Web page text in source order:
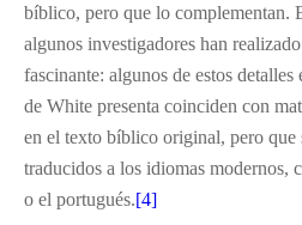
bíblico, pero que lo complementan.
algunos investigadores han
fascinante: algunos de estos
de White presenta coinciden con
en el texto bíblico original, pero que
traducidos a los idiomas modernos,
o el portugués.[4]